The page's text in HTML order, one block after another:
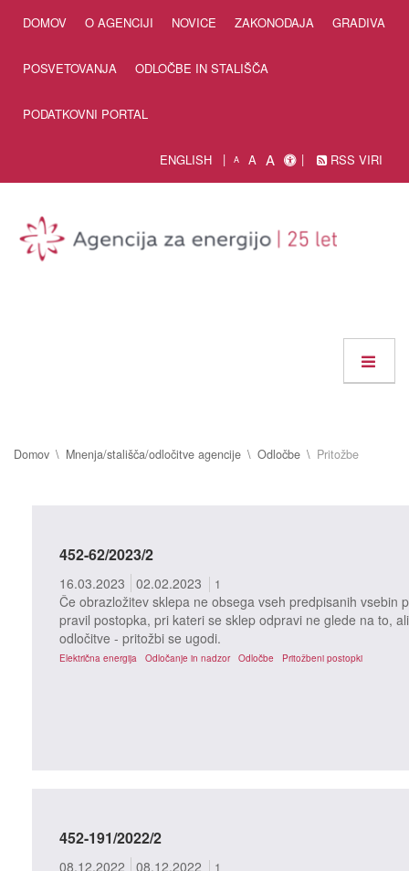
DOMOV O AGENCIJI NOVICE ZAKONODAJA GRADIVA
POSVETOVANJA ODLOČBE IN STALIŠČA
PODATKOVNI PORTAL
ENGLISH A A A RSS VIRI
Domov Mnenja/stališča/odločitve agencije Odločbe Pritožbe
452-62/2023/2
16.03.2023 02.02.2023 1
Če obrazložitev sklepa ne obsega vseh predpisanih vsebin
pravil postopka, pri kateri se sklep odpravi ne glede na to,
odločitve - pritožbi se ugodi.
Električna energija Odločanje in nadzor Odločbe Pritožbeni postopki
452-191/2022/2
08.12.2022 08.12.2022 1